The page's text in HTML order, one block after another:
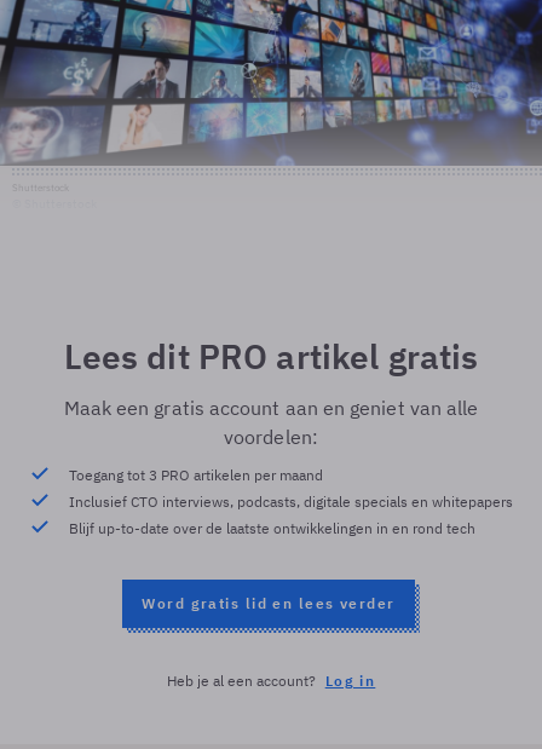
Lees dit PRO artikel gratis
Maak een gratis account aan en geniet van alle
voordelen:
Toegang tot 3 PRO artikelen per maand
Inclusief CTO interviews, podcasts, digitale specials en whitepapers
Blijf up-to-date over de laatste ontwikkelingen in en rond tech
Word gratis lid en lees verder
Heb je al een account? Log in